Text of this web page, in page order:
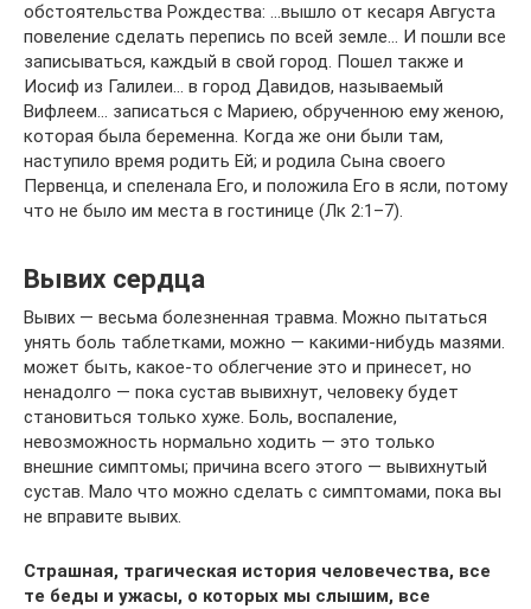
обстоятельства Рождества: …вышло от кесаря Августа
повеление сделать перепись по всей земле… И пошли все
записываться, каждый в свой город. Пошел также и
Иосиф из Галилеи… в город Давидов, называемый
Вифлеем… записаться с Мариею, обрученною ему женою,
которая была беременна. Когда же они были там,
наступило время родить Ей; и родила Сына своего
Первенца, и спеленала Его, и положила Его в ясли, потому
что не было им места в гостинице (Лк 2:1–7).
Вывих сердца
Вывих — весьма болезненная травма. Можно пытаться
унять боль таблетками, можно — какими-нибудь мазями.
может быть, какое-то облегчение это и принесет, но
ненадолго — пока сустав вывихнут, человеку будет
становиться только хуже. Боль, воспаление,
невозможность нормально ходить — это только
внешние симптомы; причина всего этого — вывихнутый
сустав. Мало что можно сделать с симптомами, пока вы
не вправите вывих.
Страшная, трагическая история человечества, все
те беды и ужасы, о которых мы слышим, все